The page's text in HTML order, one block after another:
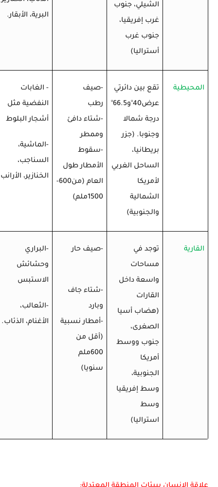
الشيلي، جنوب
غرب إفريقيا،
جنوب غرب
أستراليا)
البرية، الأبقار.
المحيطية
تقع بين دائرتي
عرض40
°و66.5
°
درجة شمالا
وجنوبا. (جزر
بريطانيا،
الساحل الغربي
لأمريكا
الشمالية
والجنوبية)
-صيف
رطب
-شتاء دافئ
وممطر
-سقوط
الأمطار طول
العام (من600-
1500ملم)
- الغابات
النفضية مثل
أشجار البلوط
-الماشية،
السناجب،
الخنازير، الأرانب
القارية
توجد في
مساحات
واسعة داخل
القارات
(هضاب أسيا
الصغرى،
جنوب ووسط
أمريكا
الجنوبية،
وسط إفريقيا
وسط
استراليا)
-صيف حار
-شتاء جاف
وبارد
-أمطار نسبية
(أقل من
600ملم
سنويا)
-البراري
وحشائش
الاستبس
-الثعالب،
الأغنام، الذئاب.